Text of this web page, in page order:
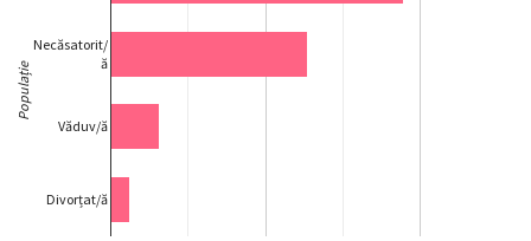
Necăsatorit/
ă
Văduv/ă
Divorțat/ă
Populație